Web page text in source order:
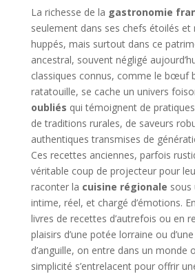
La richesse de la gastronomie
seulement dans ses chefs étoilés et
huppés, mais surtout dans ce
ancestral, souvent négligé
classiques connus, comme le bœuf
ratatouille, se cache un univers
oubliés qui témoignent de
de traditions rurales, de saveurs
authentiques transmises de
Ces recettes anciennes, parfois
véritable coup de projecteur pour
raconter la cuisine régionale sous
intime, réel, et chargé d’émotions.
livres de recettes d’autrefois ou en
plaisirs d’une potée lorraine ou
d’anguille, on entre dans un monde
simplicité s’entrelacent pour offrir